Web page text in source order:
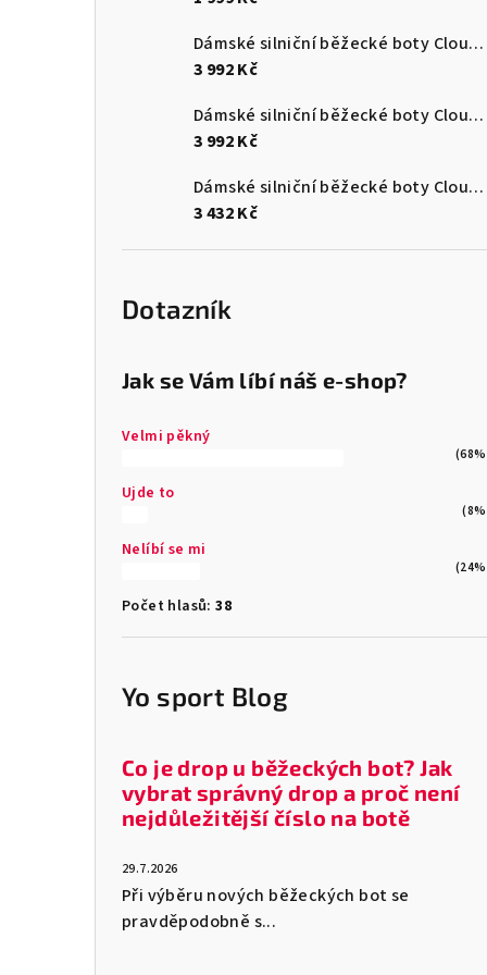
Dámské silniční běžecké boty Cloudmonster 3
3 992 Kč
Dámské silniční běžecké boty Cloudmonster 3
3 992 Kč
Dámské silniční běžecké boty Cloudsurfer Max
3 432 Kč
Dotazník
Jak se Vám líbí náš e-shop?
Velmi pěkný
Ujde to
Nelíbí se mi
Počet hlasů:38
Yo sport Blog
Co je drop u běžeckých bot? Jak
vybrat správný drop a proč není
nejdůležitější číslo na botě
29.7.2026
Při výběru nových běžeckých bot se
pravděpodobně s...